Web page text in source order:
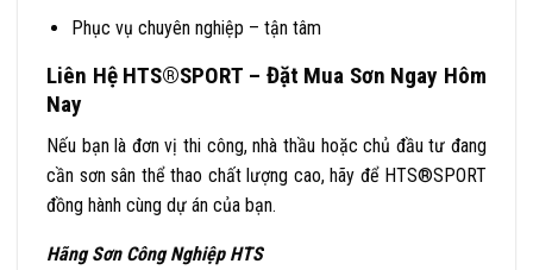
Phục vụ chuyên nghiệp – tận tâm
Liên Hệ HTS®SPORT – Đặt Mua Sơn Ngay Hôm
Nay
Nếu bạn là đơn vị thi công, nhà thầu hoặc chủ đầu tư đang
cần sơn sân thể thao chất lượng cao, hãy để HTS®SPORT
đồng hành cùng dự án của bạn.
Hãng Sơn Công Nghiệp HTS